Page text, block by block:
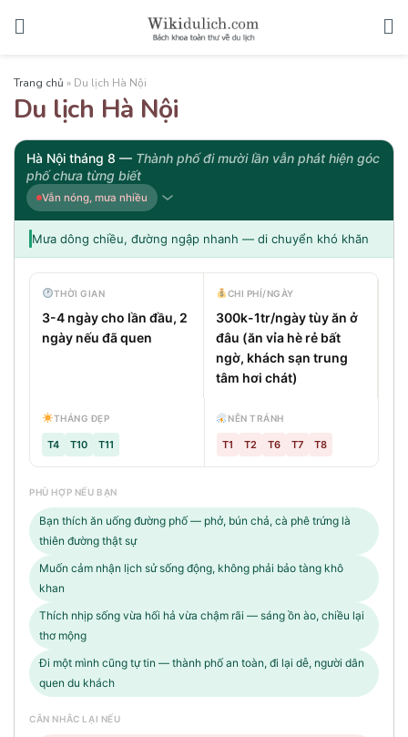
Trang chủ » Du lịch Hà Nội
Du lịch Hà Nội
Hà Nội tháng 8 — Thành phố đi mười lần vẫn phát hiện góc
phố chưa từng biết
Vẫn nóng, mưa nhiều
Mưa dông chiều, đường ngập nhanh — di chuyển khó khăn
THỜI GIAN
3-4 ngày cho lần đầu, 2
ngày nếu đã quen
CHI PHÍ/NGÀY
300k-1tr/ngày tùy ăn ở
đâu (ăn vỉa hè rẻ bất
ngờ, khách sạn trung
tâm hơi chát)
THÁNG ĐẸP
T4 T10 T11
NÊN TRÁNH
T1 T2 T6 T7 T8
PHÙ HỢP NẾU BẠN
Bạn thích ăn uống đường phố — phở, bún chả, cà phê trứng là
thiên đường thật sự
Muốn cảm nhận lịch sử sống động, không phải bảo tàng khô
khan
Thích nhịp sống vừa hối hả vừa chậm rãi — sáng ồn ào, chiều lại
thơ mộng
Đi một mình cũng tự tin — thành phố an toàn, đi lại dễ, người dân
quen du khách
CÂN NHẮC LẠI NẾU